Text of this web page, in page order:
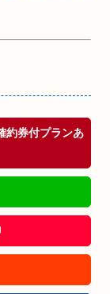
約券付プランあ